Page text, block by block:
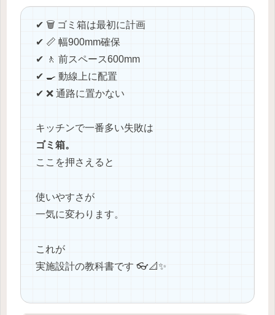
✔ 🗑️ ゴミ箱は最初に計画
✔ 📏 幅900mm確保
✔ 🚶 前スペース600mm
✔ 🍳 動線上に配置
✔ ❌ 通路に置かない
キッチンで一番多い失敗は
ゴミ箱。
ここを押さえると
使いやすさが
一気に変わります。
これが
実施設計の教科書です 👓📐✨